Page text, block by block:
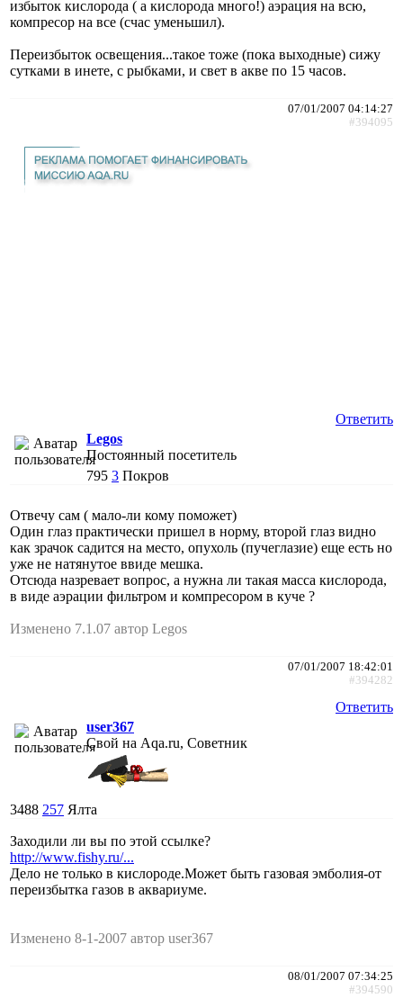
избыток кислорода ( а кислорода много!) аэрация на всю,
компресор на все (счас уменьшил).
Переизбыток освещения...такое тоже (пока выходные) сижу
сутками в инете, с рыбками, и свет в акве по 15 часов.
07/01/2007 04:14:27
#394095
Ответить
Legos
Постоянный посетитель
795 3 Покров
Отвечу сам ( мало-ли кому поможет)
Один глаз практически пришел в норму, второй глаз видно
как зрачок садится на место, опухоль (пучеглазие) еще есть но
уже не натянутое ввиде мешка.
Отсюда назревает вопрос, а нужна ли такая масса кислорода,
в виде аэрации фильтром и компресором в куче ?
Изменено 7.1.07 автор Legos
07/01/2007 18:42:01
#394282
Ответить
user367
Свой на Aqa.ru, Советник
3488 257 Ялта
Заходили ли вы по этой ссылке?
http://www.fishy.ru/...
Дело не только в кислороде.Может быть газовая эмболия-от
переизбытка газов в аквариуме.
Изменено 8-1-2007 автор user367
08/01/2007 07:34:25
#394590